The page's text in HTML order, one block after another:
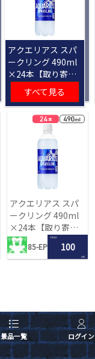
景品一覧 ログイン
アクエリアス スパ
ークリング 490ml
×24本【取り寄せ
入荷後次第発送】
すべて見る
アクエリアス スパ
ークリング 490ml
×24本【取り寄せ
入荷後次第発送】
85-EP
1 PLAY
100
LRC